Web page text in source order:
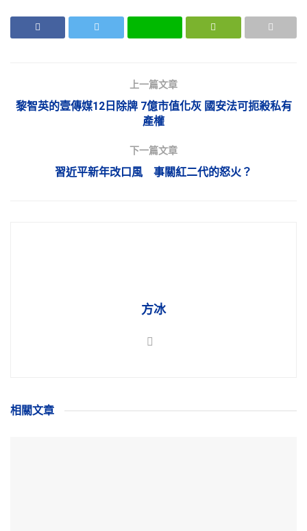
上一篇文章
黎智英的壹傳媒12日除牌 7億市值化灰 國安法可扼殺私有
產權
下一篇文章
習近平新年改口風 事關紅二代的怒火？
方冰
相關文章